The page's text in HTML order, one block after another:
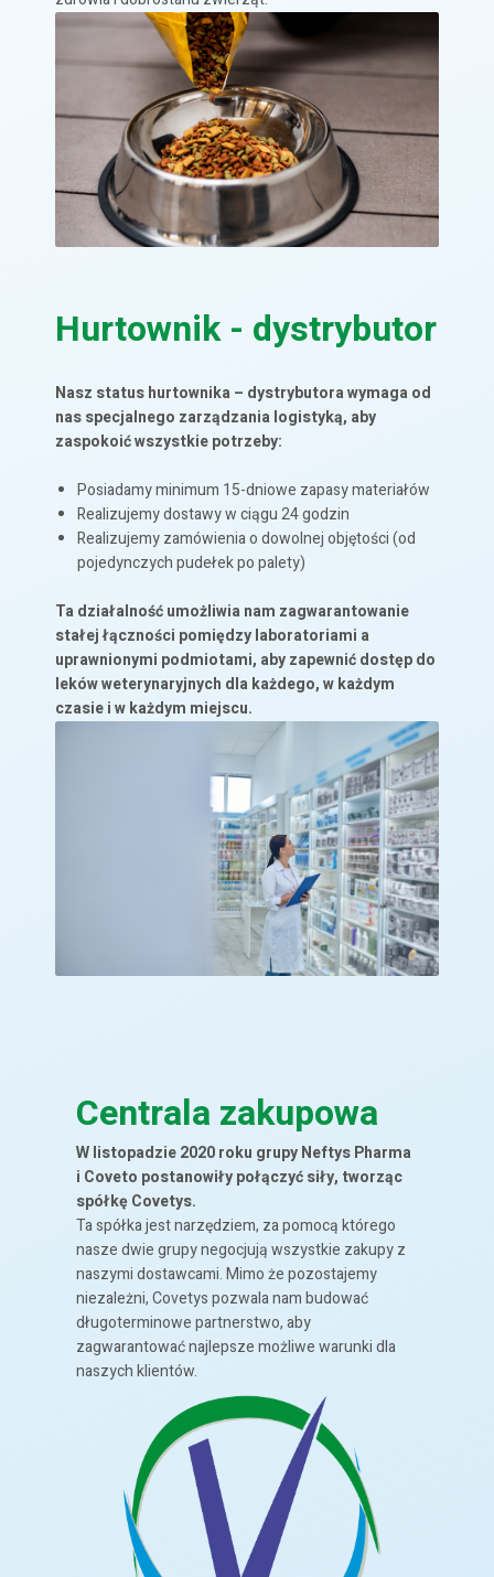
Hurtownik - dystrybutor
Nasz status hurtownika – dystrybutora wymaga od
nas specjalnego zarządzania logistyką, aby
zaspokoić wszystkie potrzeby:
Posiadamy minimum 15-dniowe zapasy materiałów
Realizujemy dostawy w ciągu 24 godzin
Realizujemy zamówienia o dowolnej objętości (od
pojedynczych pudełek po palety)
Ta działalność umożliwia nam zagwarantowanie
stałej łączności pomiędzy laboratoriami a
uprawnionymi podmiotami, aby zapewnić dostęp do
leków weterynaryjnych dla każdego, w każdym
czasie i w każdym miejscu.
Centrala zakupowa
W listopadzie 2020 roku grupy Neftys Pharma
i Coveto postanowiły połączyć siły, tworząc
spółkę Covetys.
Ta spółka jest narzędziem, za pomocą którego
nasze dwie grupy negocjują wszystkie zakupy z
naszymi dostawcami. Mimo że pozostajemy
niezależni, Covetys pozwala nam budować
długoterminowe partnerstwo, aby
zagwarantować najlepsze możliwe warunki dla
naszych klientów.